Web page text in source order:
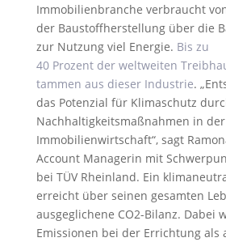
Immobilienbranche verbraucht
der Baustoffherstellung über die
zur Nutzung viel Energie. Bis zu
40 Prozent der weltweiten
tammen aus dieser Industrie.
das Potenzial für Klimaschutz
Nachhaltigkeitsmaßnahmen in der
Immobilienwirtschaft“, sagt
Account Managerin mit
bei TÜV Rheinland. Ein
erreicht über seinen gesamten
ausgeglichene CO2-Bilanz. Dabei
Emissionen bei der Errichtung als